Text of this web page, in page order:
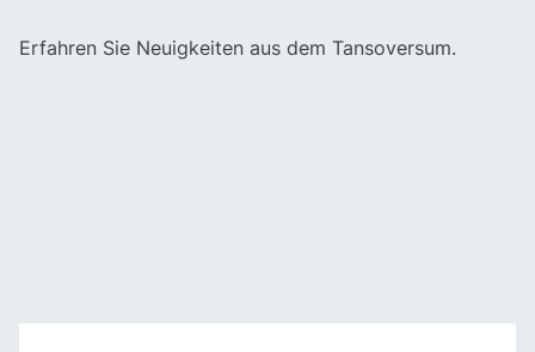
Erfahren Sie Neuigkeiten aus dem Tansoversum.